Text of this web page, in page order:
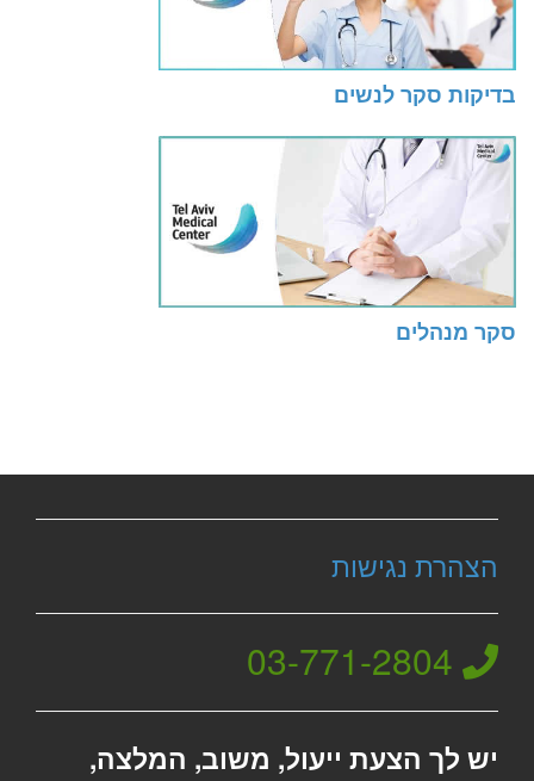
בדיקות סקר לנשים
סקר מנהלים
הצהרת נגישות
03-771-2804
יש לך הצעת ייעול, משוב, המלצה,